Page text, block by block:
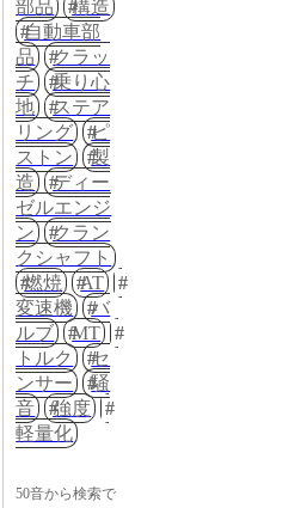
部品
構造
自動車部
品
クラッ
チ
乗り心
地
ステア
リング
ピ
ストン
製
造
ディー
ゼルエンジ
ン
クラン
クシャフト
燃焼
AT
変速機
バ
ルブ
MT
トルク
セ
ンサー
騒
音
強度
軽量化
50音から検索で